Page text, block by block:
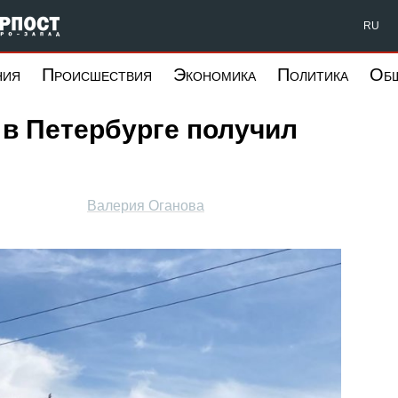
Форпост Северо-Запад RU
Происшествия Экономика Политика
Петербурге получил
Валерия Оганова